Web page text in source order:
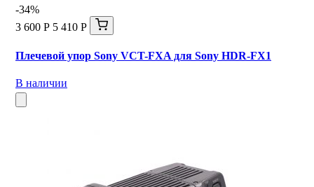
-34%
3 600 Р 5 410 Р
Плечевой упор Sony VCT-FXA для Sony HDR-FX1
В наличии